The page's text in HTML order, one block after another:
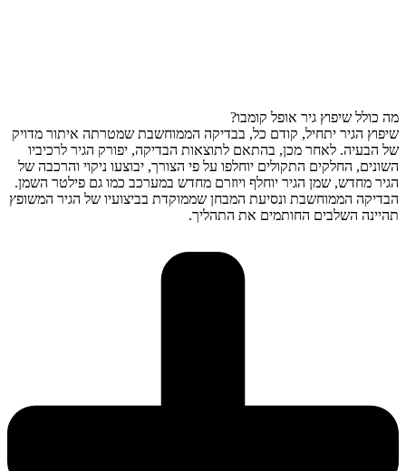
מה כולל שיפוץ גיר אופל קומבו?
שיפוץ הגיר יתחיל, קודם כל, בבדיקה הממוחשבת שמטרתה איתור מדויק
של הבעיה. לאחר מכן, בהתאם לתוצאות הבדיקה, יפורק הגיר לרכיביו
השונים, החלקים התקולים יוחלפו על פי הצורך, יבוצעו ניקוי והרכבה של
הגיר מחדש, שמן הגיר יוחלף ויוזרם מחדש במערכב כמו גם פילטר השמן.
הבדיקה הממוחשבת ונסיעת המבחן שממוקדת בביצועיו של הגיר המשופץ
תהיינה השלבים החותמים את התהליך.